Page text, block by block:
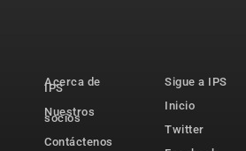
Acerca de
IPS
Nuestros
socios
Contáctenos
Sigue a IPS
Inicio
Twitter